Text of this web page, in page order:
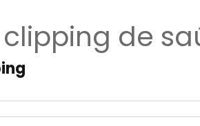
clipping de